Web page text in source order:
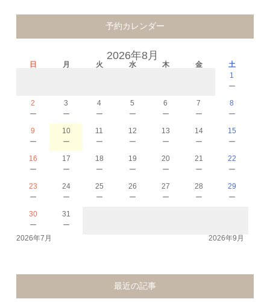
予約カレンダー
2026年8月
日 月 火 水 木 金
土
1
－
2
－
3
－
4
－
5
－
6
－
7
－
8
－
9
－
10
－
11
－
12
－
13
－
14
－
15
－
16
－
17
－
18
－
19
－
20
－
21
－
22
－
23
－
24
－
25
－
26
－
27
－
28
－
29
－
30
－
31
－
2026年7月 2026年9月
最近の記事